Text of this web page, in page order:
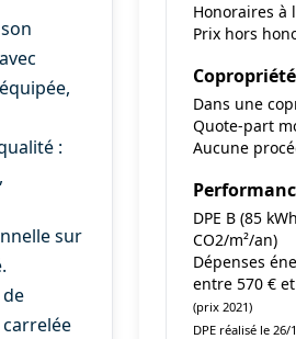
:
sur
Honoraires à
Prix hors
Copropriété
Dans une
Quote-part
Aucune
DPE B (85
CO2/m²/an)
Dépenses
entre 570 €
(prix 2021)
DPE réalisé le 26/